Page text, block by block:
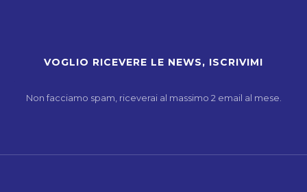
Non facciamo spam, riceverai al massimo 2 email al mese.